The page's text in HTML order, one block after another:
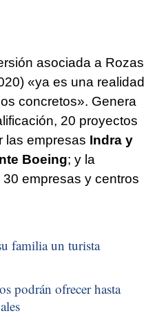
asociada a Rozas
«ya es una realidad
concretos». Genera
20 proyectos
las empresas Indra y
Boeing; y la
empresas y centros
familia un turista
podrán ofrecer hasta